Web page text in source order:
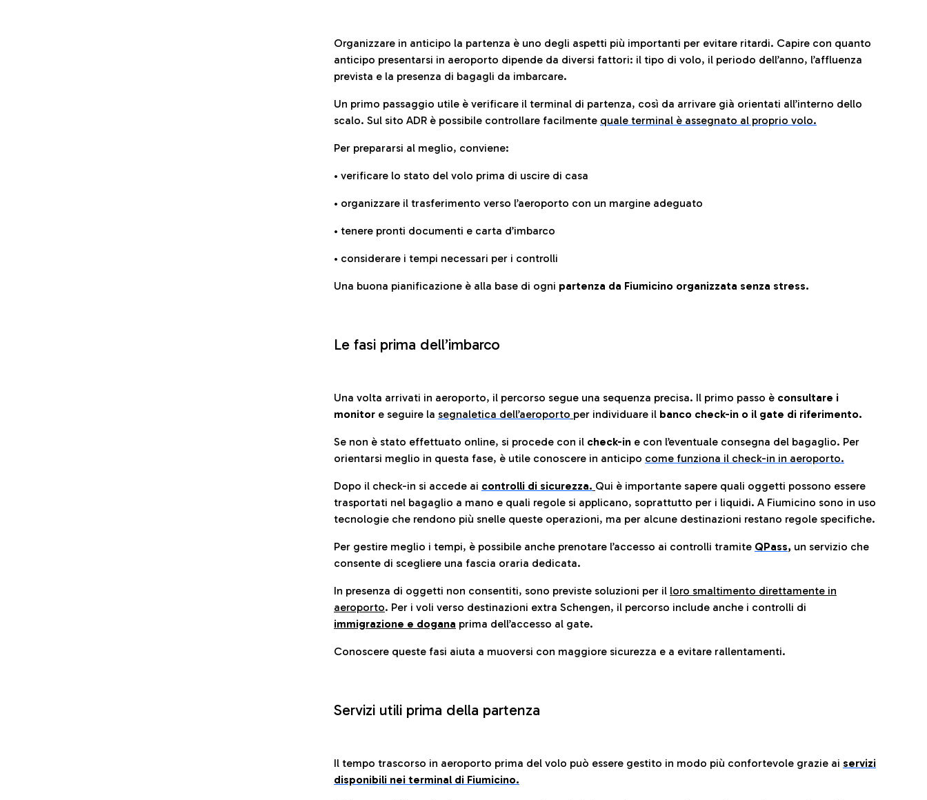
Organizzare in anticipo la partenza è uno degli aspetti più importanti per evitare ritardi. Capire con quanto
anticipo presentarsi in aeroporto dipende da diversi fattori: il tipo di volo, il periodo dell’anno, l’affluenza
prevista e la presenza di bagagli da imbarcare.
Un primo passaggio utile è verificare il terminal di partenza, così da arrivare già orientati all’interno dello
scalo. Sul sito ADR è possibile controllare facilmente quale terminal è assegnato al proprio volo.
Per prepararsi al meglio, conviene:
• verificare lo stato del volo prima di uscire di casa
• organizzare il trasferimento verso l’aeroporto con un margine adeguato
• tenere pronti documenti e carta d’imbarco
• considerare i tempi necessari per i controlli
Una buona pianificazione è alla base di ogni partenza da Fiumicino organizzata senza stress.
Le fasi prima dell’imbarco
Una volta arrivati in aeroporto, il percorso segue una sequenza precisa. Il primo passo è consultare i
monitor e seguire la segnaletica dell’aeroporto per individuare il banco check-in o il gate di riferimento.
Se non è stato effettuato online, si procede con il check-in e con l’eventuale consegna del bagaglio. Per
orientarsi meglio in questa fase, è utile conoscere in anticipo come funziona il check-in in aeroporto.
Dopo il check-in si accede ai controlli di sicurezza. Qui è importante sapere quali oggetti possono essere
trasportati nel bagaglio a mano e quali regole si applicano, soprattutto per i liquidi. A Fiumicino sono in uso
tecnologie che rendono più snelle queste operazioni, ma per alcune destinazioni restano regole specifiche.
Per gestire meglio i tempi, è possibile anche prenotare l’accesso ai controlli tramite QPass, un servizio che
consente di scegliere una fascia oraria dedicata.
In presenza di oggetti non consentiti, sono previste soluzioni per il loro smaltimento direttamente in
aeroporto. Per i voli verso destinazioni extra Schengen, il percorso include anche i controlli di
immigrazione e dogana prima dell’accesso al gate.
Conoscere queste fasi aiuta a muoversi con maggiore sicurezza e a evitare rallentamenti.
Servizi utili prima della partenza
Il tempo trascorso in aeroporto prima del volo può essere gestito in modo più confortevole grazie ai servizi
disponibili nei terminal di Fiumicino.